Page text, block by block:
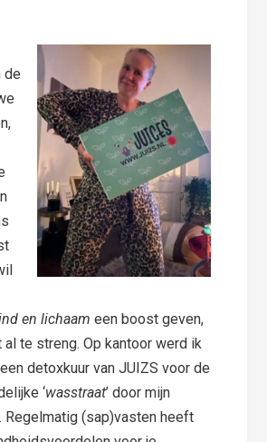
de
en lichaam een boost geven,
al te streng. Op kantoor werd ik
detoxkuur van JUIZS voor de
‘wasstraat’ door mijn
Regelmatig (sap)vasten heeft